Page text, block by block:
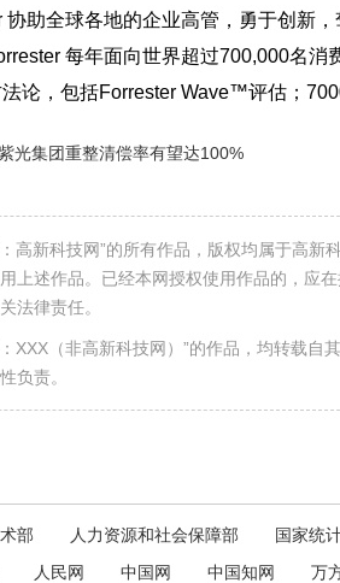
协助全球各地的企业高管，勇于创新
每年面向世界超过700,000名
论，包括Forrester Wave™评估；
光集团重整清偿率有望达100%
高新科技网”的所有作品，版权均属于高新
上述作品。已经本网授权使用作品的，应
法律责任。
XXX（非高新科技网）”的作品，均转载
负责。
部 人力资源和社会保障部 国家统
人民网 中国网 中国知网 万